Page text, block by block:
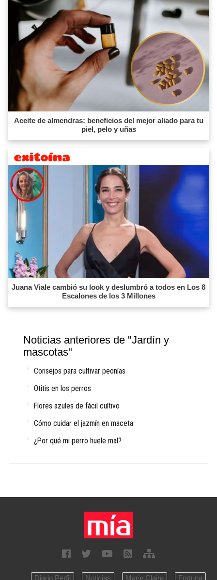
Aceite de almendras: beneficios del mejor aliado para tu
piel, pelo y uñas
Juana Viale cambió su look y deslumbró a todos en Los 8
Escalones de los 3 Millones
Noticias anteriores de "Jardín y
mascotas"
Consejos para cultivar peonías
Otitis en los perros
Flores azules de fácil cultivo
Cómo cuidar el jazmín en maceta
¿Por qué mi perro huele mal?
Diario Perfil Noticias Marie Claire Fortuna